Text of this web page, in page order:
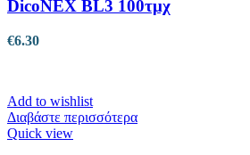
προϊόντος
DicoNEX BL3 100τμχ
€6.30
Add to wishlist
Διαβάστε περισσότερα
Quick view